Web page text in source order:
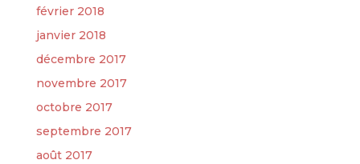
février 2018
janvier 2018
décembre 2017
novembre 2017
octobre 2017
septembre 2017
août 2017